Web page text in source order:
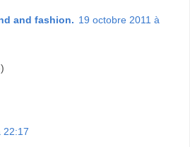
and fashion. 19 octobre 2011 à
22:17